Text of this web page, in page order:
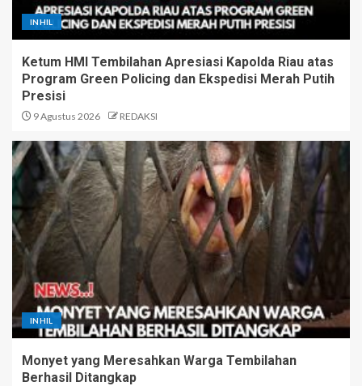
INHIL
Ketum HMI Tembilahan Apresiasi Kapolda Riau atas
Program Green Policing dan Ekspedisi Merah Putih
Presisi
9 Agustus 2026 REDAKSI
INHIL
Monyet yang Meresahkan Warga Tembilahan
Berhasil Ditangkap